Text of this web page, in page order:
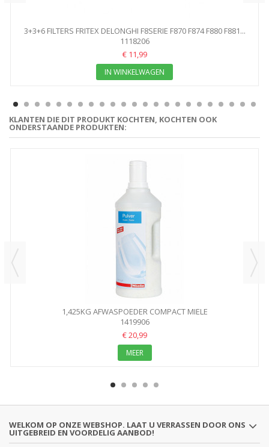
3+3+6 FILTERS FRITEX DELONGHI F8SERIE F870 F874 F880 F881...
1118206
€ 11,99
IN WINKELWAGEN
KLANTEN DIE DIT PRODUKT KOCHTEN, KOCHTEN OOK
ONDERSTAANDE PRODUKTEN:
1,425KG AFWASPOEDER COMPACT MIELE
1419906
€ 20,99
MEER
WELKOM OP ONZE WEBSHOP. LAAT U VERRASSEN DOOR ONS
UITGEBREID EN VOORDELIG AANBOD!